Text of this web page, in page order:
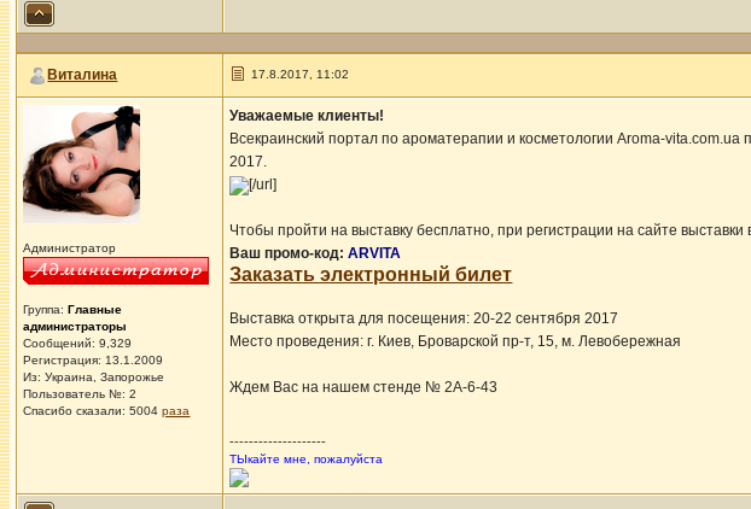
Виталина 17.8.2017, 11:02
Администратор
Группа:Главные
администраторы
Сообщений: 9,329
Регистрация: 13.1.2009
Из: Украина, Запорожье
Пользователь №: 2
Спасибо сказали:5004 раза
Уважаемые клиенты!
Всекраинский портал по ароматерапии и косметологии Aroma-
2017.
[/url]
Чтобы пройти на выставку бесплатно, при регистрации на сайте
Ваш промо-код:ARVITA
Заказать электронный билет
Выставка открыта для посещения: 20-22 сентября 2017
Место проведения: г. Киев, Броварской пр-т, 15, м. Левобережная
Ждем Вас на нашем стенде № 2А-6-43
--------------------
ТЫкайте мне, пожалуйста